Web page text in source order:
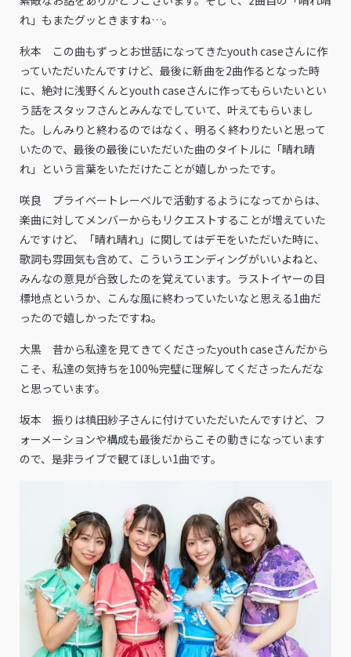
れ」もまたグッときますね…。
秋本 この曲もずっとお世話になってきたyouth caseさんに作
っていただいたんですけど、最後に新曲を2曲作るとなった時
に、絶対に浅野くんとyouth caseさんに作ってもらいたいとい
う話をスタッフさんとみんなでしていて、叶えてもらいまし
た。しんみりと終わるのではなく、明るく終わりたいと思って
いたので、最後の最後にいただいた曲のタイトルに「晴れ晴
れ」という言葉をいただけたことが嬉しかったです。
咲良 プライベートレーベルで活動するようになってからは、
楽曲に対してメンバーからもリクエストすることが増えていた
んですけど、「晴れ晴れ」に関してはデモをいただいた時に、
歌詞も雰囲気も含めて、こういうエンディングがいいよねと、
みんなの意見が合致したのを覚えています。ラストイヤーの目
標地点というか、こんな風に終わっていたいなと思える1曲だ
ったので嬉しかったですね。
大黒 昔から私達を見てきてくださったyouth caseさんだから
こそ、私達の気持ちを100%完璧に理解してくださったんだな
と思っています。
坂本 振りは槙田紗子さんに付けていただいたんですけど、フ
ォーメーションや構成も最後だからこその動きになっています
ので、是非ライブで観てほしい1曲です。